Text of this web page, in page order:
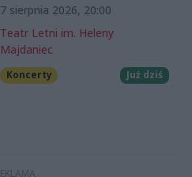
7 sierpnia 2026, 20:00
Teatr Letni im. Heleny
Majdaniec
Koncerty Już dziś